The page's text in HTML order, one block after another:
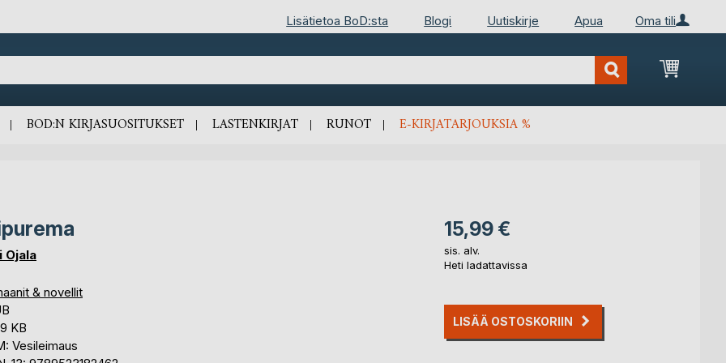
Oma tili
Lisätietoa BoD:sta Blogi Uutiskirje Apua
BOD:N KIRJASUOSITUKSET LASTENKIRJAT RUNOT E-KIRJATARJOUKSIA %
Ojala
& novellit
KB
Vesileimaus
15,99 €
sis. alv.
Heti ladattavissa
LISÄÄ OSTOSKORIIN